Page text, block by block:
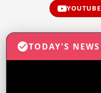
YOUTUBE
TODAY'S NEWS